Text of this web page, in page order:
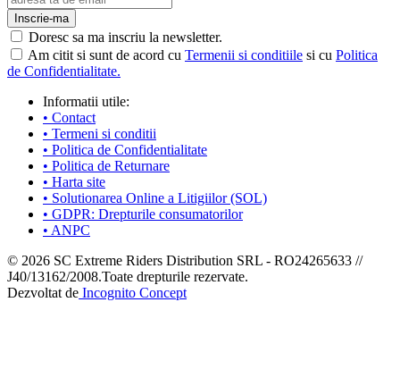
Inscrie-ma
Doresc sa ma inscriu la newsletter.
Am citit si sunt de acord cu Termenii si conditiile si cu Politica
de Confidentialitate.
Informatii utile:
• Contact
• Termeni si conditii
• Politica de Confidentialitate
• Politica de Returnare
• Harta site
• Solutionarea Online a Litigiilor (SOL)
• GDPR: Drepturile consumatorilor
• ANPC
© 2026 SC Extreme Riders Distribution SRL - RO24265633 //
J40/13162/2008.Toate drepturile rezervate.
Dezvoltat de Incognito Concept